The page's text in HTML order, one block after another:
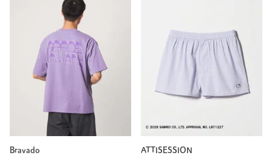
Bravado
ATTISESSION